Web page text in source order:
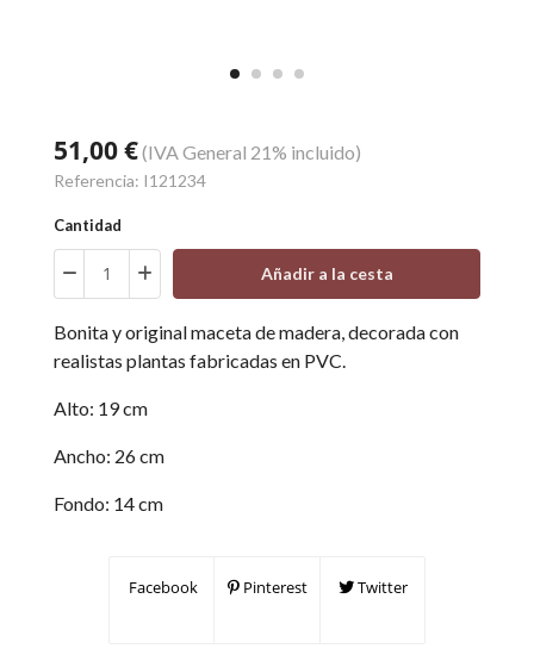
51,00 €(IVA General 21% incluido)
Referencia: I121234
Cantidad
Añadir a la cesta
Bonita y original maceta de madera, decorada con
realistas plantas fabricadas en PVC.
Alto: 19 cm
Ancho: 26 cm
Fondo: 14 cm
Facebook Pinterest Twitter